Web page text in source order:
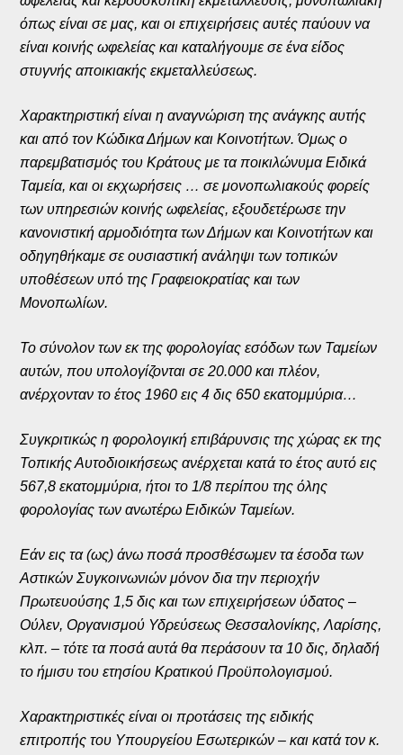
όπως είναι σε μας, και οι επιχειρήσεις αυτές παύουν να
είναι κοινής ωφελείας και καταλήγουμε σε ένα είδος
στυγνής αποικιακής εκμεταλλεύσεως.
Χαρακτηριστική είναι η αναγνώριση της ανάγκης αυτής
και από τον Κώδικα Δήμων και Κοινοτήτων. Όμως ο
παρεμβατισμός του Κράτους με τα ποικιλώνυμα Ειδικά
Ταμεία, και οι εκχωρήσεις … σε μονοπωλιακούς φορείς
των υπηρεσιών κοινής ωφελείας, εξουδετέρωσε την
κανονιστική αρμοδιότητα των Δήμων και Κοινοτήτων και
οδηγηθήκαμε σε ουσιαστική ανάληψι των τοπικών
υποθέσεων υπό της Γραφειοκρατίας και των
Μονοπωλίων.
Το σύνολον των εκ της φορολογίας εσόδων των Ταμείων
αυτών, που υπολογίζονται σε 20.000 και πλέον,
ανέρχονταν το έτος 1960 εις 4 δις 650 εκατομμύρια…
Συγκριτικώς η φορολογική επιβάρυνσις της χώρας εκ της
Τοπικής Αυτοδιοικήσεως ανέρχεται κατά το έτος αυτό εις
567,8 εκατομμύρια, ήτοι το 1/8 περίπου της όλης
φορολογίας των ανωτέρω Ειδικών Ταμείων.
Εάν εις τα (ως) άνω ποσά προσθέσωμεν τα έσοδα των
Αστικών Συγκοινωνιών μόνον δια την περιοχήν
Πρωτευούσης 1,5 δις και των επιχειρήσεων ύδατος –
Ούλεν, Οργανισμού Υδρεύσεως Θεσσαλονίκης, Λαρίσης,
κλπ. – τότε τα ποσά αυτά θα περάσουν τα 10 δις, δηλαδή
το ήμισυ του ετησίου Κρατικού Προϋπολογισμού.
Χαρακτηριστικές είναι οι προτάσεις της ειδικής
επιτροπής του Υπουργείου Εσωτερικών – και κατά τον κ.